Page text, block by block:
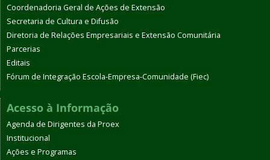
Coordenadoria Geral de Ações de Extensão
Secretaria de Cultura e Difusão
Diretoria de Relações Empresariais e Extensão Comunitária
Parcerias
Editais
Fórum de Integração Escola-Empresa-Comunidade (Fiec)
Acesso à Informação
Agenda de Dirigentes da Proex
Institucional
Ações e Programas